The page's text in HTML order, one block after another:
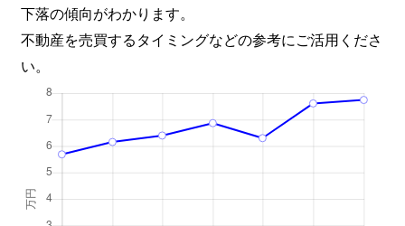
下落の傾向がわかります。
不動産を売買するタイミングなどの参考にご活用くださ
い。